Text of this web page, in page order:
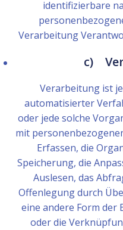
identifizierbare
Verarbeitung
c)
Verarbeitung ist
automatisierter
oder jede solche
mit
Erfassen, die
Speicherung, die
Auslesen, das
Offenlegung durch
eine andere Form der
oder die